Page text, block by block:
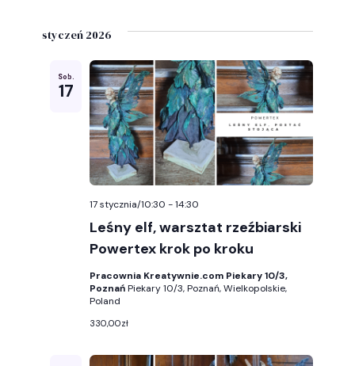
styczeń 2026
Sob.
17
Leśny elf, warsztat rzeźbiarski
Powertex krok po kroku
17 stycznia/10:30 -14:30
Pracownia Kreatywnie.com Piekary 10/3,
PoznańPiekary 10/3, Poznań, Wielkopolskie,
Poland
330,00zł